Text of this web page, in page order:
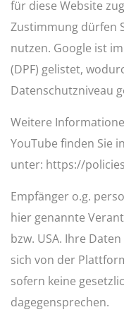
für diese Website
Zustimmung dürfen
nutzen. Google ist
(DPF) gelistet,
Datenschutzniveau
Weitere
YouTube finden Sie
unter: https://
Empfänger o.g.
hier genannte
bzw. USA. Ihre
sich von der
sofern keine
dagegensprechen.